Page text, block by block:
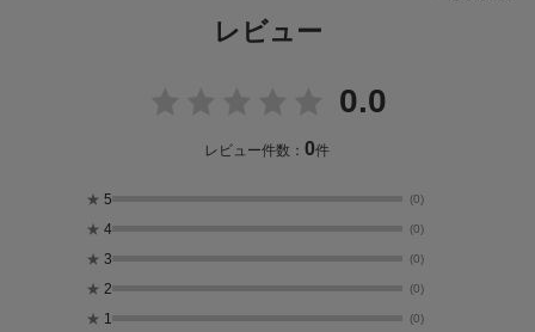
レビュー
0.0
レビュー件数：0件
★ 5 (0)
★ 4 (0)
★ 3 (0)
★ 2 (0)
★ 1 (0)